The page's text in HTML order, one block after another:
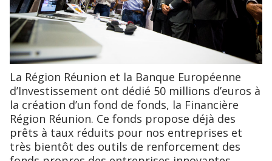
La Région Réunion et la Banque Européenne
d’Investissement ont dédié 50 millions d’euros à
la création d’un fond de fonds, la Financière
Région Réunion. Ce fonds propose déjà des
prêts à taux réduits pour nos entreprises et
très bientôt des outils de renforcement des